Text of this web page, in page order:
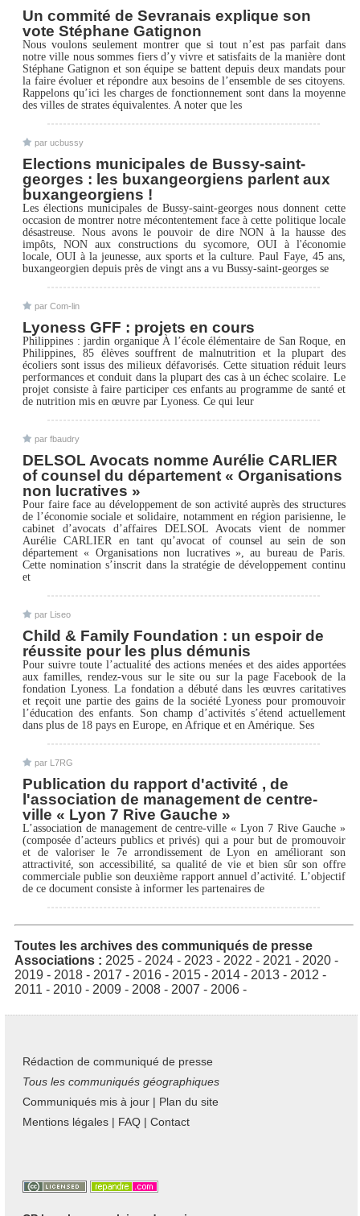
Un commité de Sevranais explique son
vote Stéphane Gatignon
Nous voulons seulement montrer que si tout n’est pas parfait dans
notre ville nous sommes fiers d’y vivre et satisfaits de la manière dont
Stéphane Gatignon et son équipe se battent depuis deux mandats pour
la faire évoluer et répondre aux besoins de l’ensemble de ses citoyens.
Rappelons qu’ici les charges de fonctionnement sont dans la moyenne
des villes de strates équivalentes. A noter que les
par ucbussy
Elections municipales de Bussy-saint-
georges : les buxangeorgiens parlent aux
buxangeorgiens !
Les élections municipales de Bussy-saint-georges nous donnent cette
occasion de montrer notre mécontentement face à cette politique locale
désastreuse. Nous avons le pouvoir de dire NON à la hausse des
impôts, NON aux constructions du sycomore, OUI à l'économie
locale, OUI à la jeunesse, aux sports et la culture. Paul Faye, 45 ans,
buxangeorgien depuis près de vingt ans a vu Bussy-saint-georges se
par Com-lin
Lyoness GFF : projets en cours
Philippines : jardin organique À l’école élémentaire de San Roque, en
Philippines, 85 élèves souffrent de malnutrition et la plupart des
écoliers sont issus des milieux défavorisés. Cette situation réduit leurs
performances et conduit dans la plupart des cas à un échec scolaire. Le
projet consiste à faire participer ces enfants au programme de santé et
de nutrition mis en œuvre par Lyoness. Ce qui leur
par fbaudry
DELSOL Avocats nomme Aurélie CARLIER
of counsel du département « Organisations
non lucratives »
Pour faire face au développement de son activité auprès des structures
de l’économie sociale et solidaire, notamment en région parisienne, le
cabinet d’avocats d’affaires DELSOL Avocats vient de nommer
Aurélie CARLIER en tant qu’avocat of counsel au sein de son
département « Organisations non lucratives », au bureau de Paris.
Cette nomination s’inscrit dans la stratégie de développement continu
et
par Liseo
Child & Family Foundation : un espoir de
réussite pour les plus démunis
Pour suivre toute l’actualité des actions menées et des aides apportées
aux familles, rendez-vous sur le site ou sur la page Facebook de la
fondation Lyoness. La fondation a débuté dans les œuvres caritatives
et reçoit une partie des gains de la société Lyoness pour promouvoir
l’éducation des enfants. Son champ d’activités s’étend actuellement
dans plus de 18 pays en Europe, en Afrique et en Amérique. Ses
par L7RG
Publication du rapport d'activité , de
l'association de management de centre-
ville « Lyon 7 Rive Gauche »
L’association de management de centre-ville « Lyon 7 Rive Gauche »
(composée d’acteurs publics et privés) qui a pour but de promouvoir
et de valoriser le 7e arrondissement de Lyon en améliorant son
attractivité, son accessibilité, sa qualité de vie et bien sûr son offre
commerciale publie son deuxième rapport annuel d’activité. L’objectif
de ce document consiste à informer les partenaires de
Toutes les archives des communiqués de presse
Associations : 2025 - 2024 - 2023 - 2022 - 2021 - 2020 -
2019 - 2018 - 2017 - 2016 - 2015 - 2014 - 2013 - 2012 -
2011 - 2010 - 2009 - 2008 - 2007 - 2006 -
Rédaction de communiqué de presse
Tous les communiqués géographiques
Communiqués mis à jour | Plan du site
Mentions légales | FAQ | Contact